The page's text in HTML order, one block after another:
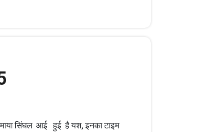
सिंघल आई हुई है यश, इनका टाइम